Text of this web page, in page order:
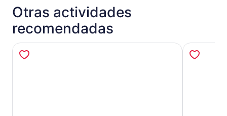
Otras actividades
recomendadas